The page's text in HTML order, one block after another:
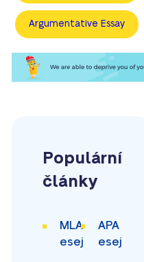
Argumentative Essay
Populární
články
MLA
esej
APA
esej